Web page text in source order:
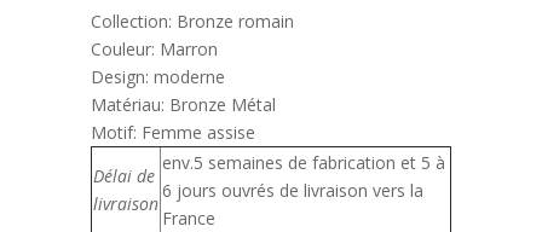
Collection: Bronze romain
Couleur: Marron
Design: moderne
Matériau: Bronze Métal
Motif: Femme assise
Délai de
livraison
env.5 semaines de fabrication et 5 à
6 jours ouvrés de livraison vers la
France